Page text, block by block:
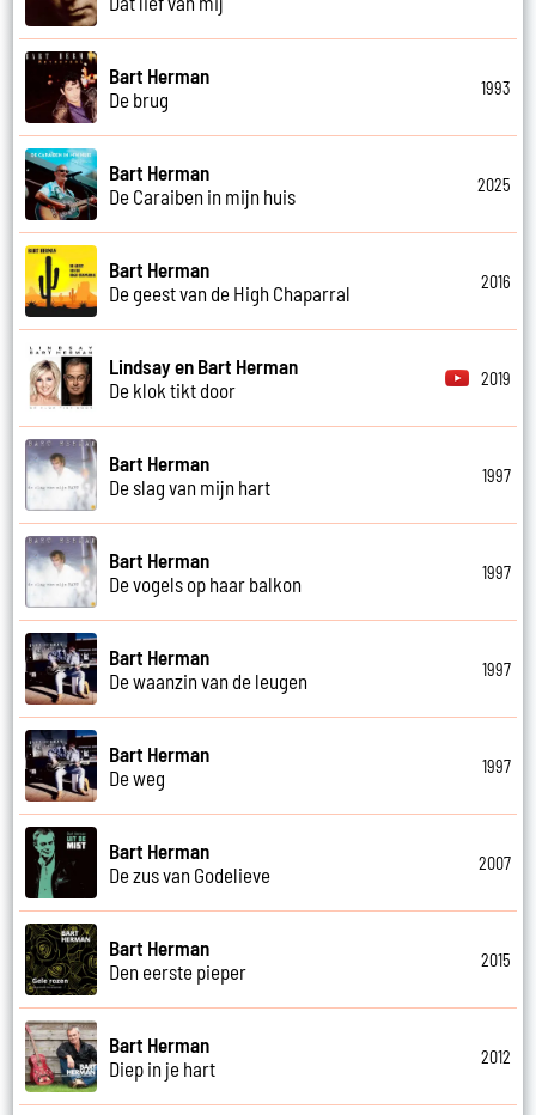
Bart Herman
De brug
1993
Bart Herman
De Caraiben in mijn huis
2025
Bart Herman
De geest van de High Chaparral
2016
Lindsay en Bart Herman
De klok tikt door
2019
Bart Herman
De slag van mijn hart
1997
Bart Herman
De vogels op haar balkon
1997
Bart Herman
De waanzin van de leugen
1997
Bart Herman
De weg
1997
Bart Herman
De zus van Godelieve
2007
Bart Herman
Den eerste pieper
2015
Bart Herman
Diep in je hart
2012